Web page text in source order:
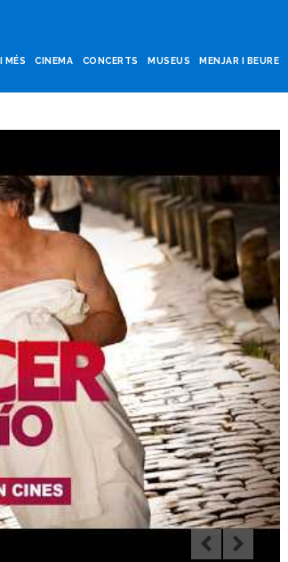
MÉS CINEMA CONCERTS MUSEUS MENJAR I BEURE